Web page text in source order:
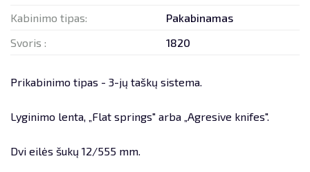
SANDĖLIAVIMO TECHNIKA
KITA TECHNIKA
ATSARGINĖS DALYS:
SERVISAS
PERVEŽIMAI
Kabinimo tipas:
Pakabinamas
Svoris :
1820
Prikabinimo tipas - 3-jų taškų sistema.
Lyginimo lenta, „Flat springs" arba „Agresive knifes".
Dvi eilės šukų 12/555 mm.